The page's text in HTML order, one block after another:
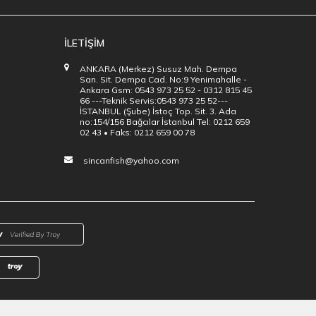
İLETİŞİM
ANKARA (Merkez) Susuz Mah. Dempa
San. Sit. Dempa Cad. No:9 Yenimahalle -
Ankara Gsm: 0543 973 25 52 - 0312 815 45
66 ---Teknik Servis:0543 973 25 52---
İSTANBUL (Şube) İstoç Top. Sit. 3. Ada
no:154/156 Bağcılar İstanbul Tel: 0212 659
02 43 • Faks: 0212 659 00 78
sincanfish@yahoo.com